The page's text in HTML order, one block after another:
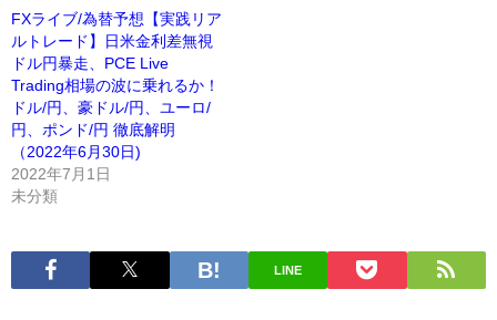
FXライブ/為替予想【実践リア
ルトレード】日米金利差無視
ドル円暴走、PCE Live
Trading相場の波に乗れるか！
ドル/円、豪ドル/円、ユーロ/
円、ポンド/円 徹底解明
（2022年6月30日)
2022年7月1日
未分類
LINE